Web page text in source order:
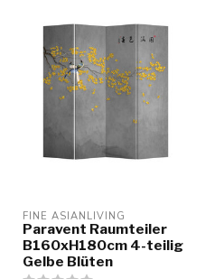
FINE ASIANLIVING
Paravent Raumteiler
B160xH180cm 4-teilig
Gelbe Blüten